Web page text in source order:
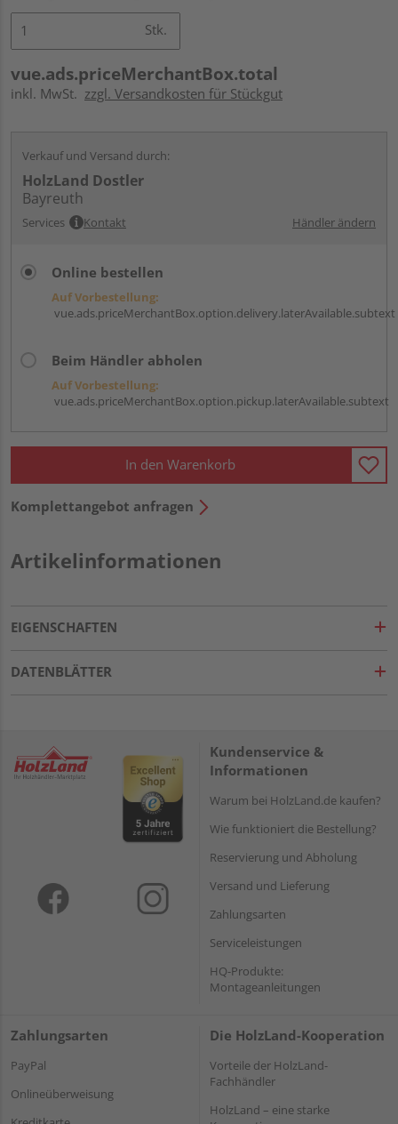
Stk.
vue.ads.priceMerchantBox.total
inkl. MwSt. zzgl. Versandkosten für Stückgut
Verkauf und Versand durch:
HolzLand Dostler
Bayreuth
Services Kontakt Händler ändern
Online bestellen
Auf Vorbestellung:
vue.ads.priceMerchantBox.option.delivery.laterAvailable.subtext
Beim Händler abholen
Auf Vorbestellung:
vue.ads.priceMerchantBox.option.pickup.laterAvailable.subtext
In den Warenkorb
Komplettangebot anfragen
Artikelinformationen
EIGENSCHAFTEN
DATENBLÄTTER
Kundenservice &
Informationen
Warum bei HolzLand.de kaufen?
Wie funktioniert die Bestellung?
Reservierung und Abholung
Versand und Lieferung
Zahlungsarten
Serviceleistungen
HQ-Produkte:
Montageanleitungen
Zahlungsarten
PayPal
Onlineüberweisung
Die HolzLand-Kooperation
Vorteile der HolzLand-
Fachhändler
HolzLand – eine starke